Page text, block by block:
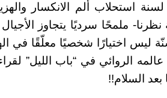
وفاءه لسنة استحلاب ألم الانكسار
ملمحًا سرديًا يتجاوز
ليس اختيارًا شخصيًا معلّقًا في
عالمه الروائي في “باب الليل”
بعد السلام!!